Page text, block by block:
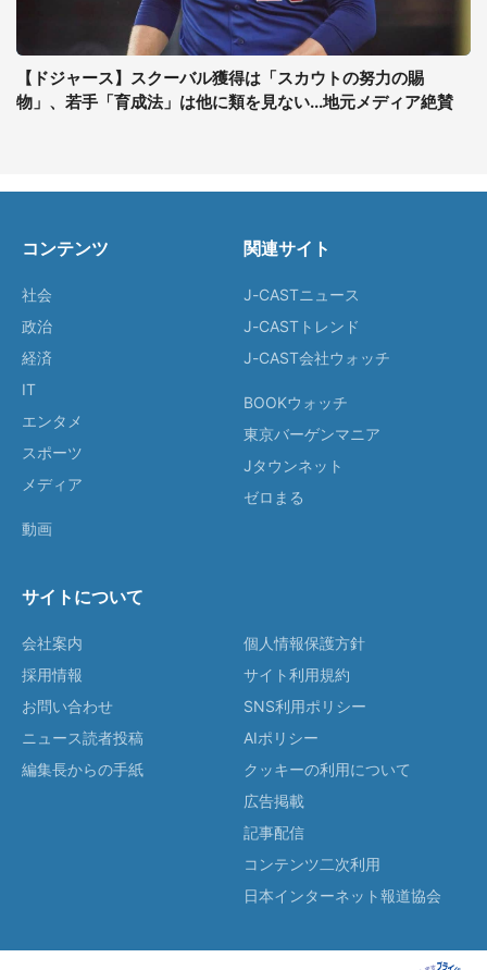
【ドジャース】スクーバル獲得は「スカウトの努力の賜
物」、若手「育成法」は他に類を見ない...地元メディア絶賛
コンテンツ
社会
政治
経済
IT
エンタメ
スポーツ
メディア
動画
関連サイト
J-CASTニュース
J-CASTトレンド
J-CAST会社ウォッチ
BOOKウォッチ
東京バーゲンマニア
Jタウンネット
ゼロまる
サイトについて
会社案内
採用情報
お問い合わせ
ニュース読者投稿
編集長からの手紙
個人情報保護方針
サイト利用規約
SNS利用ポリシー
AIポリシー
クッキーの利用について
広告掲載
記事配信
コンテンツ二次利用
日本インターネット報道協会